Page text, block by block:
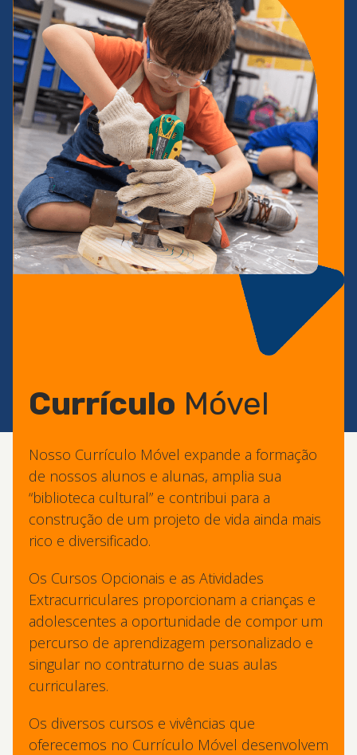
Currículo Móvel
Nosso Currículo Móvel expande a formação
de nossos alunos e alunas, amplia sua
“biblioteca cultural” e contribui para a
construção de um projeto de vida ainda mais
rico e diversificado.
Os Cursos Opcionais e as Atividades
Extracurriculares proporcionam a crianças e
adolescentes a oportunidade de compor um
percurso de aprendizagem personalizado e
singular no contraturno de suas aulas
curriculares.
Os diversos cursos e vivências que
oferecemos no Currículo Móvel desenvolvem